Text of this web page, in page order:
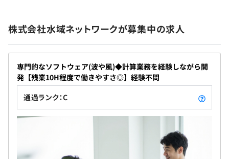
株式会社水域ネットワークが募集中の求人
専門的なソフトウェア(波や風)◆計算業務を経験しながら開
発【残業10H程度で働きやすさ◎】経験不問
通過ランク：C